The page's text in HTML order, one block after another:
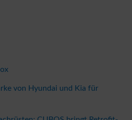
von Hyundai und Kia für